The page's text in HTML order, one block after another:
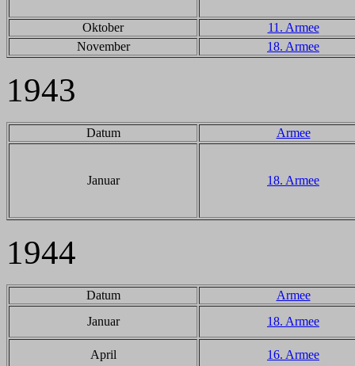
Oktober
11. Armee
November
18. Armee
1943
Datum Armee
Januar 18. Armee
1944
Datum
Armee
Januar
18. Armee
April 16. Armee